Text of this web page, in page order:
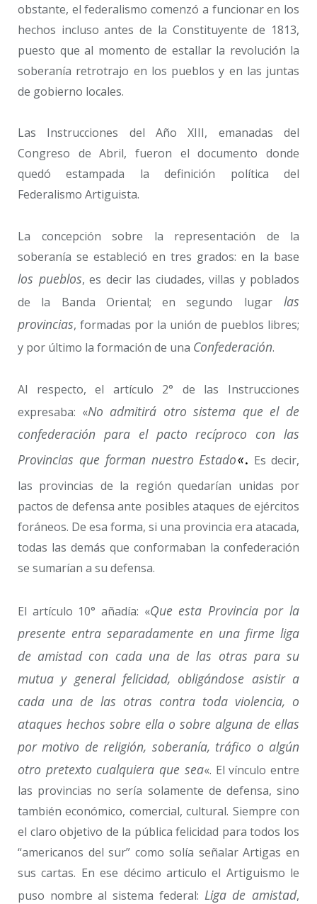
obstante, el federalismo comenzó a funcionar en los
hechos incluso antes de la Constituyente de 1813,
puesto que al momento de estallar la revolución la
soberanía retrotrajo en los pueblos y en las juntas
de gobierno locales.
Las Instrucciones del Año XIII, emanadas del
Congreso de Abril, fueron el documento donde
quedó estampada la definición política del
Federalismo Artiguista.
La concepción sobre la representación de la
soberanía se estableció en tres grados: en la base
los pueblos, es decir las ciudades, villas y poblados
de la Banda Oriental; en segundo lugarlas
provincias, formadas por la unión de pueblos libres;
y por último la formación de una Confederación.
Al respecto, el artículo 2° de las Instrucciones
expresaba: «No admitirá otro sistema que el de
confederación para el pacto recíproco con las
Provincias que forman nuestro Estado«. Es decir,
las provincias de la región quedarían unidas por
pactos de defensa ante posibles ataques de ejércitos
foráneos. De esa forma, si una provincia era atacada,
todas las demás que conformaban la confederación
se sumarían a su defensa.
El artículo 10° añadía: «Que esta Provincia por la
presente entra separadamente en una firme liga
de amistad con cada una de las otras para su
mutua y general felicidad, obligándose asistir a
cada una de las otras contra toda violencia, o
ataques hechos sobre ella o sobre alguna de ellas
por motivo de religión, soberanía, tráfico o algún
otro pretexto cualquiera que sea«. El vínculo entre
las provincias no sería solamente de defensa, sino
también económico, comercial, cultural. Siempre con
el claro objetivo de la pública felicidad para todos los
“americanos del sur” como solía señalar Artigas en
sus cartas. En ese décimo articulo el Artiguismo le
puso nombre al sistema federal: Liga de amistad,